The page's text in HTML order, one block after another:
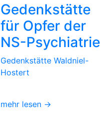
Gedenkstätte
für Opfer der
NS-Psychiatrie
Gedenkstätte Waldniel-
Hostert
mehr lesen →